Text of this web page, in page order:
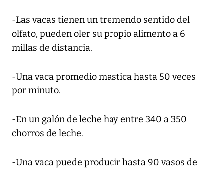
-Las vacas tienen un tremendo sentido del
olfato, pueden oler su propio alimento a 6
millas de distancia.
-Una vaca promedio mastica hasta 50 veces
por minuto.
-En un galón de leche hay entre 340 a 350
chorros de leche.
-Una vaca puede producir hasta 90 vasos de